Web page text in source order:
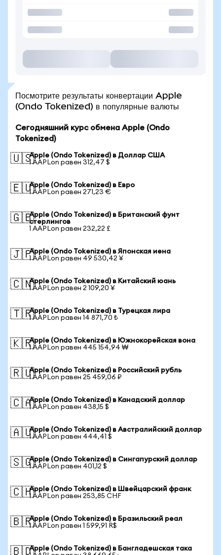
Посмотрите результаты конвертации Apple
(Ondo Tokenized) в популярные валюты
Сегодняшний курс обмена Apple (Ondo
Tokenized)
🇺🇸Apple (Ondo Tokenized) в Доллар США
1 AAPLon равен 312,47 $
🇪🇺Apple (Ondo Tokenized) в Евро
1 AAPLon равен 271,23 €
🇬🇧Apple (Ondo Tokenized) в Британский фунт
стерлингов
1 AAPLon равен 232,22 £
🇯🇵Apple (Ondo Tokenized) в Японская иена
1 AAPLon равен 49 530,42 ¥
🇨🇳Apple (Ondo Tokenized) в Китайский юань
1 AAPLon равен 2 109,20 ¥
🇹🇷Apple (Ondo Tokenized) в Турецкая лира
1 AAPLon равен 14 871,70 ₺
🇰🇷Apple (Ondo Tokenized) в Южнокорейская вона
1 AAPLon равен 445 154,94 ₩
🇷🇺Apple (Ondo Tokenized) в Российский рубль
1 AAPLon равен 25 459,06 ₽
🇨🇦Apple (Ondo Tokenized) в Канадский доллар
1 AAPLon равен 438,15 $
🇦🇺Apple (Ondo Tokenized) в Австралийский доллар
1 AAPLon равен 444,41 $
🇸🇬Apple (Ondo Tokenized) в Сингапурский доллар
1 AAPLon равен 401,12 $
🇨🇭Apple (Ondo Tokenized) в Швейцарский франк
1 AAPLon равен 253,85 CHF
🇧🇷Apple (Ondo Tokenized) в Бразильский реал
1 AAPLon равен 1 599,91 R$
🇧🇩Apple (Ondo Tokenized) в Бангладешская така